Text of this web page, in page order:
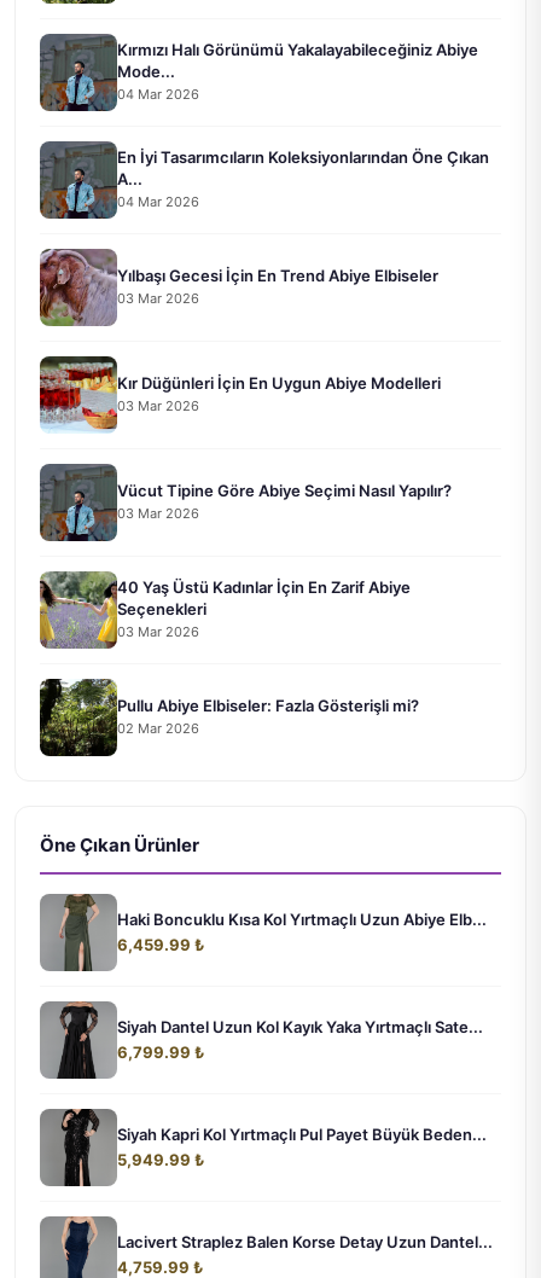
Kırmızı Halı Görünümü Yakalayabileceğiniz Abiye
Mode...
04 Mar 2026
En İyi Tasarımcıların Koleksiyonlarından Öne Çıkan
A...
04 Mar 2026
Yılbaşı Gecesi İçin En Trend Abiye Elbiseler
03 Mar 2026
Kır Düğünleri İçin En Uygun Abiye Modelleri
03 Mar 2026
Vücut Tipine Göre Abiye Seçimi Nasıl Yapılır?
03 Mar 2026
40 Yaş Üstü Kadınlar İçin En Zarif Abiye
Seçenekleri
03 Mar 2026
Pullu Abiye Elbiseler: Fazla Gösterişli mi?
02 Mar 2026
Öne Çıkan Ürünler
Haki Boncuklu Kısa Kol Yırtmaçlı Uzun Abiye Elb...
6,459.99 ₺
Siyah Dantel Uzun Kol Kayık Yaka Yırtmaçlı Sate...
6,799.99 ₺
Siyah Kapri Kol Yırtmaçlı Pul Payet Büyük Beden...
5,949.99 ₺
Lacivert Straplez Balen Korse Detay Uzun Dantel...
4,759.99 ₺